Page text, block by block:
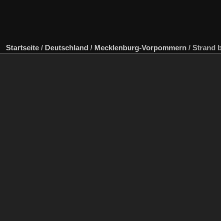
Startseite / Deutschland / Mecklenburg-Vorpommern / Strand